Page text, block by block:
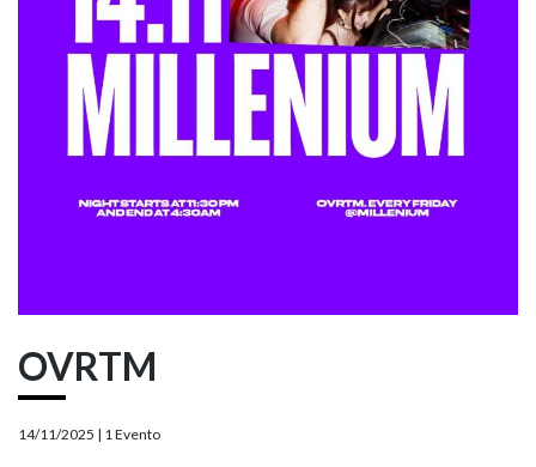
OVRTM
14/11/2025 | 1 Evento